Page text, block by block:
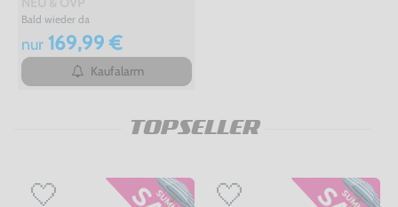
Bald wieder da
nur169,99 €
Kaufalarm
TOPSELLER